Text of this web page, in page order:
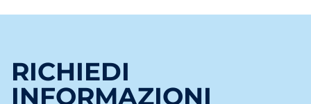
RICHIEDI
INFORMAZIONI